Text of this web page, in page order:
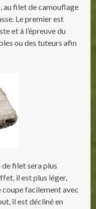
au filet de camouflage
Le premier est
et à l’épreuve du
ou des tuteurs afin
filet sera plus
il est plus léger,
coupe facilement avec
il est décliné en